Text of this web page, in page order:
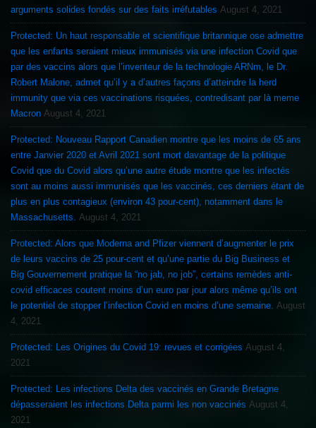
arguments solides fondés sur des faits irréfutables August 4, 2021
Protected: Un haut responsable et scientifique britannique ose admettre
que les enfants seraient mieux immunisés via une infection Covid que
par des vaccins alors que l’inventeur de la technologie ARNm, le Dr.
Robert Malone, admet qu’il y a d’autres façons d’atteindre la herd
immunity que via ces vaccinations risquées, contredisant par là meme
Macron August 4, 2021
Protected: Nouveau Rapport Canadien montre que les moins de 65 ans
entre Janvier 2020 et Avril 2021 sont mort davantage de la politique
Covid que du Covid alors qu’une autre étude montre que les infectés
sont au moins aussi immunisés que les vaccinés, ces derniers étant de
plus en plus contagieux (environ 43 pour-cent), notamment dans le
Massachusetts.
August 4, 2021
Protected: Alors que Moderna and Pfizer viennent d’augmenter le prix
de leurs vaccins de 25 pour-cent et qu’une partie du Big Business et
Big Gouvernement pratique la “no jab, no job”, certains remèdes anti-
covid efficaces coutent moins d’un euro par jour alors même qu’ils ont
le potentiel de stopper l’infection Covid en moins d’une semaine. August
4, 2021
Protected: Les Origines du Covid 19: revues et corrigées August 4,
2021
Protected: Les infections Delta des vaccinés en Grande Bretagne
dépasseraient les infections Delta parmi les non vaccinés August 4,
2021